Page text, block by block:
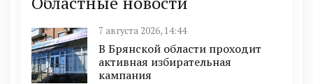
7 августа 2026, 14:44
В Брянской области проходит
активная избирательная
кампания